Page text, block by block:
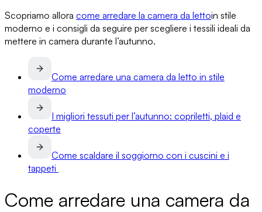
Scopriamo allora come arredare la camera da lettoin stile
moderno e i consigli da seguire per scegliere i tessili ideali da
mettere in camera durante l’autunno.
Come arredare una camera da letto in stile
moderno
I migliori tessuti per l’autunno: copriletti, plaid e
coperte
Come scaldare il soggiorno con i cuscini e i
tappeti
Come arredare una camera da